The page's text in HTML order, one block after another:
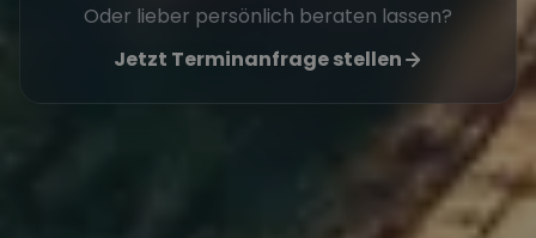
Oder lieber persönlich beraten lassen?
Jetzt Terminanfrage stellen